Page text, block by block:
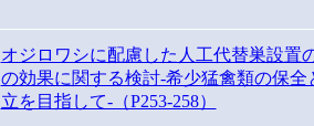
オジロワシに配慮した人工代替巣設置
の効果に関する検討-希少猛禽類の保全
立を目指して-（P253-258）